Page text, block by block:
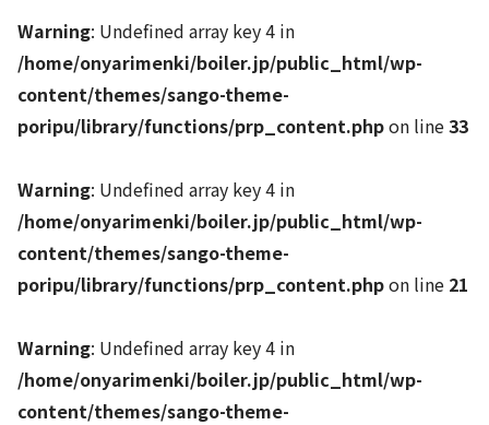
Warning: Undefined array key 4 in
/home/onyarimenki/boiler.jp/public_html/wp-
content/themes/sango-theme-
poripu/library/functions/prp_content.phpon line33
Warning: Undefined array key 4 in
/home/onyarimenki/boiler.jp/public_html/wp-
content/themes/sango-theme-
poripu/library/functions/prp_content.phpon line 21
Warning: Undefined array key 4 in
/home/onyarimenki/boiler.jp/public_html/wp-
content/themes/sango-theme-